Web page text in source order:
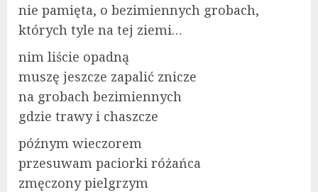
nie pamięta, o bezimiennych grobach,
których tyle na tej ziemi…
nim liście opadną
muszę jeszcze zapalić znicze
na grobach bezimiennych
gdzie trawy i chaszcze
późnym wieczorem
przesuwam paciorki różańca
zmęczony pielgrzym